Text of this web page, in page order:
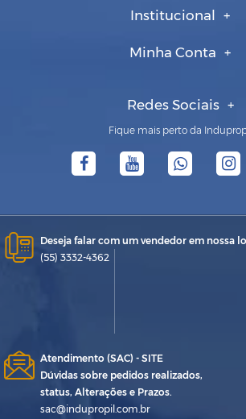
Institucional
Minha Conta
Redes Sociais
Fique mais perto da
Deseja falar com um vendedor em nossa
(55) 3332-4362
Atendimento (SAC) - SITE
Dúvidas sobre pedidos realizados,
status, Alterações e Prazos.
sac@indupropil.com.br